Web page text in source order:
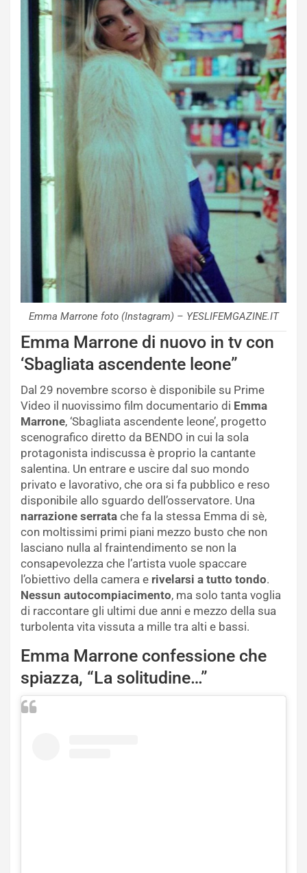
Emma Marrone foto (Instagram) – YESLIFEMGAZINE.IT
Emma Marrone di nuovo in tv con
‘Sbagliata ascendente leone”
Dal 29 novembre scorso è disponibile su Prime
Video il nuovissimo film documentario di Emma
Marrone, ‘Sbagliata ascendente leone’, progetto
scenografico diretto da BENDO in cui la sola
protagonista indiscussa è proprio la cantante
salentina. Un entrare e uscire dal suo mondo
privato e lavorativo, che ora si fa pubblico e reso
disponibile allo sguardo dell’osservatore. Una
narrazione serrata che fa la stessa Emma di sè,
con moltissimi primi piani mezzo busto che non
lasciano nulla al fraintendimento se non la
consapevolezza che l’artista vuole spaccare
l’obiettivo della camera e rivelarsi a tutto tondo.
Nessun autocompiacimento, ma solo tanta voglia
di raccontare gli ultimi due anni e mezzo della sua
turbolenta vita vissuta a mille tra alti e bassi.
Emma Marrone confessione che
spiazza, “La solitudine…”